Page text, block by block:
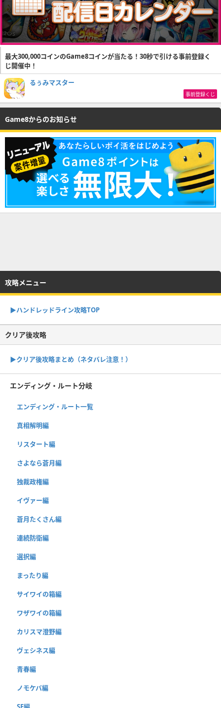
最大300,000コインのGame8コインが当たる！30秒で引ける事前登録く
じ開催中！
るぅみマスター
事前登録くじ
Game8からのお知らせ
攻略メニュー
▶︎ハンドレッドライン攻略TOP
クリア後攻略
▶︎クリア後攻略まとめ（ネタバレ注意！）
エンディング・ルート分岐
エンディング・ルート一覧
真相解明編
リスタート編
さよなら蒼月編
独裁政権編
イヴァー編
蒼月たくさん編
連続防衛編
選択編
まったり編
サイワイの箱編
ワザワイの箱編
カリスマ澄野編
ヴェシネス編
青春編
ノモケバ編